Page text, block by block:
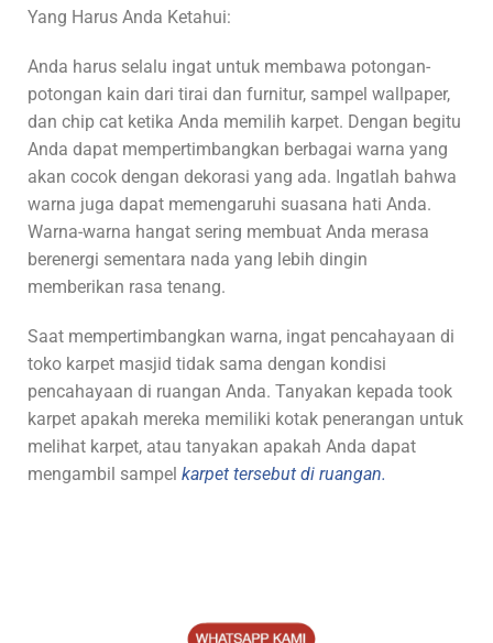
Yang Harus Anda Ketahui:
Anda harus selalu ingat untuk membawa potongan-
potongan kain dari tirai dan furnitur, sampel wallpaper,
dan chip cat ketika Anda memilih karpet. Dengan begitu
Anda dapat mempertimbangkan berbagai warna yang
akan cocok dengan dekorasi yang ada. Ingatlah bahwa
warna juga dapat memengaruhi suasana hati Anda.
Warna-warna hangat sering membuat Anda merasa
berenergi sementara nada yang lebih dingin
memberikan rasa tenang.
Saat mempertimbangkan warna, ingat pencahayaan di
toko karpet masjid tidak sama dengan kondisi
pencahayaan di ruangan Anda. Tanyakan kepada took
karpet apakah mereka memiliki kotak penerangan untuk
melihat karpet, atau tanyakan apakah Anda dapat
mengambil sampel karpet tersebut di ruangan.